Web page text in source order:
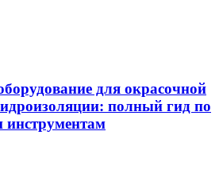
для окрасочной
полный гид по
инструментам